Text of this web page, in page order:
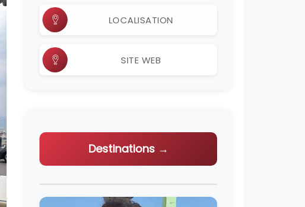
LOCALISATION
SITE WEB
Destinations →